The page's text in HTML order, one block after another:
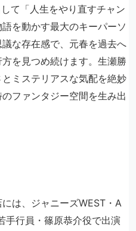
て「人生をやり直すチャン
を動かす最大のキーパーソ
な存在感で、元春を過去へ
を見つめ続けます。生瀬勝
ミステリアスな気配を絶妙
ファンタジー空間を生み出
は、ジャニーズWEST・A
手行員・篠原恭介役で出演